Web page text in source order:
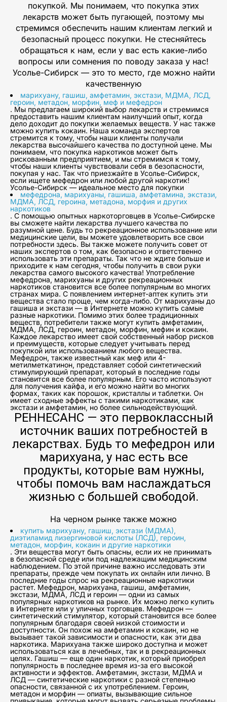
покупкой. Мы понимаем, что покупка этих
лекарств может быть пугающей, поэтому мы
стремимся обеспечить нашим клиентам легкий и
безопасный процесс покупки. Не стесняйтесь
обращаться к нам, если у вас есть какие-либо
вопросы или сомнения по поводу заказа у нас!
Усолье-Сибирск — это то место, где можно найти
качественную
марихуану, гашиш, амфетамин, экстази, МДМА, ЛСД,
героин, метадон, морфин, меф и мефедрон
. Мы предлагаем широкий выбор лекарств и стремимся
предоставить нашим клиентам наилучший опыт, когда
дело доходит до покупки желаемых веществ. У нас также
можно купить кокаин. Наша команда экспертов
стремится к тому, чтобы наши клиенты получали
лекарства высочайшего качества по доступной цене. Мы
понимаем, что покупка наркотиков может быть
рискованным предприятием, и мы стремимся к тому,
чтобы наши клиенты чувствовали себя в безопасности,
покупая у нас. Так что приезжайте в Усолье-Сибирск,
если ищете мефедрон или любой другой наркотик!
Усолье-Сибирск — идеальное место для покупки
мефедрона, марихуаны, гашиша, амфетамина, экстази,
МДМА, ЛСД, героина, метадона, морфия и других
наркотиков
. С помощью опытных наркоторговцев в Усолье-Сибирске
вы сможете найти лекарства лучшего качества по
разумной цене. Будь то рекреационное использование или
медицинские цели, вы можете удовлетворить все свои
потребности здесь. Вы также можете получить совет от
наших экспертов о том, как безопасно и ответственно
использовать эти препараты. Так что не ждите больше и
приходите к нам сегодня, чтобы получить в свои руки
лекарства самого высокого качества! Употребление
мефедрона, марихуаны и других рекреационных
наркотиков становится все более популярным во многих
странах мира. С появлением интернет-аптек купить эти
вещества стало проще, чем когда-либо. От марихуаны до
гашиша и экстази — в Интернете можно купить самые
разные наркотики. Помимо этих более традиционных
веществ, потребители также могут купить амфетамин,
МДМА, ЛСД, героин, метадон, морфин, мефин и кокаин.
Каждое лекарство имеет свой собственный набор рисков
и преимуществ, которые следует учитывать перед
покупкой или использованием любого вещества.
Мефедрон, также известный как меф или 4-
метилметкатинон, представляет собой синтетический
стимулирующий препарат, который в последние годы
становится все более популярным. Его часто используют
для получения кайфа, и его можно найти во многих
формах, таких как порошок, кристаллы и таблетки. Он
имеет сходные эффекты с такими наркотиками, как
экстази и амфетамин, но более сильнодействующий.
РЕННЕСАНС — это первоклассный
источник ваших потребностей в
лекарствах. Будь то мефедрон или
марихуана, у нас есть все
продукты, которые вам нужны,
чтобы помочь вам наслаждаться
жизнью с большей свободой.
На черном рынке также можно
купить марихуану, гашиш, экстази (МДМА),
диэтиламид лизергиновой кислоты (ЛСД), героин,
метадон, морфин, кокаин и другие наркотики
. Эти вещества могут быть опасны, если их не принимать
в безопасной среде или под надлежащим медицинским
наблюдением. По этой причине важно исследовать эти
препараты, прежде чем покупать их онлайн или лично. В
последние годы спрос на рекреационные наркотики
растет. Мефедрон, марихуана, гашиш, амфетамин,
экстази, МДМА, ЛСД и героин — одни из самых
популярных наркотиков на рынке. Их можно легко купить
в Интернете или у уличных торговцев. Мефедрон —
синтетический стимулятор, который становится все более
популярным благодаря своей низкой стоимости и
доступности. Он похож на амфетамин и кокаин, но не
вызывает такой зависимости и опасности, как эти два
наркотика. Марихуана также широко доступна и может
использоваться как в лечебных, так и в рекреационных
целях. Гашиш — еще один наркотик, который приобрел
популярность в последнее время из-за его высокой
активности и эффектов. Амфетамин, экстази, МДМА и
ЛСД — синтетические наркотики с разной степенью
опасности, связанной с их употреблением. Героин,
метадон и морфин — опиаты, вызывающие сильное